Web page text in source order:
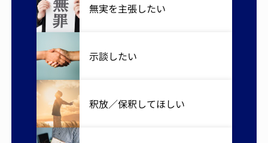
無実を主張したい
示談したい
釈放／保釈してほしい